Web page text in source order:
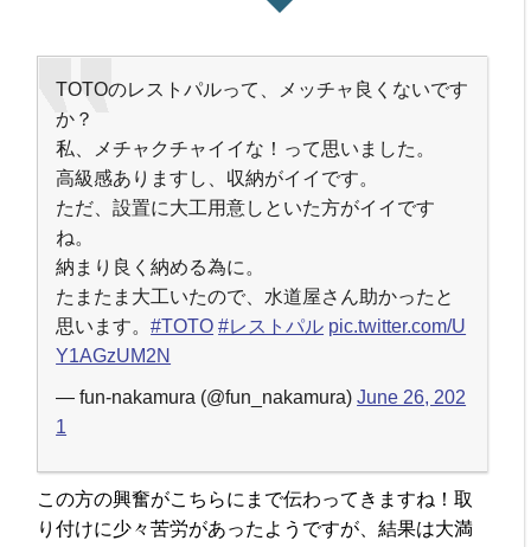
TOTOのレストパルって、メッチャ良くないです
か？
私、メチャクチャイイな！って思いました。
高級感ありますし、収納がイイです。
ただ、設置に大工用意しといた方がイイです
ね。
納まり良く納める為に。
たまたま大工いたので、水道屋さん助かったと
思います。#TOTO #レストパル pic.twitter.com/U
Y1AGzUM2N
— fun-nakamura (@fun_nakamura)June 26, 202
1
この方の興奮がこちらにまで伝わってきますね！取
り付けに少々苦労があったようですが、結果は大満